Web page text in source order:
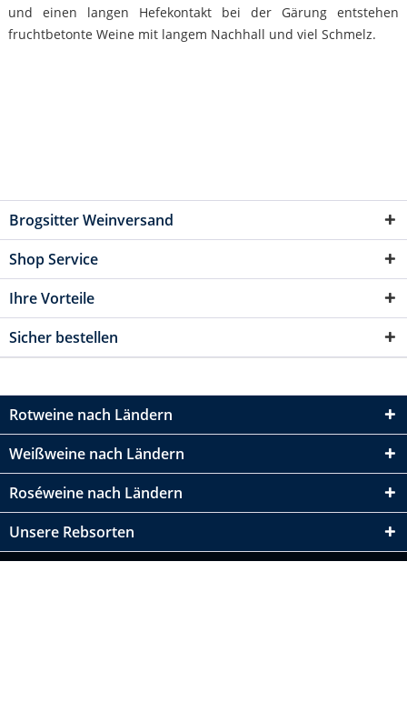
und einen langen Hefekontakt bei der Gärung entstehen
fruchtbetonte Weine mit langem Nachhall und viel Schmelz.
Brogsitter Weinversand
Shop Service
Ihre Vorteile
Sicher bestellen
Rotweine nach Ländern
Weißweine nach Ländern
Roséweine nach Ländern
Unsere Rebsorten